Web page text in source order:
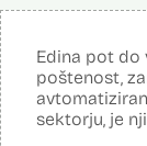
Edina pot do
poštenost,
sektorju, je